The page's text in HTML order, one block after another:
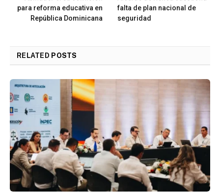
para reforma educativa en
República Dominicana
falta de plan nacional de
seguridad
RELATED POSTS